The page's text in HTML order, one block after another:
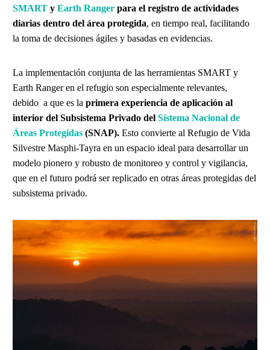
SMART y Earth Ranger para el registro de actividades
diarias dentro del área protegida, en tiempo real, facilitando
la toma de decisiones ágiles y basadas en evidencias.
La implementación conjunta de las herramientas SMART y
Earth Ranger en el refugio son especialmente relevantes,
debido a que es la primera experiencia de aplicación al
interior del Subsistema Privado del Sistema Nacional de
Áreas Protegidas (SNAP). Esto convierte al Refugio de Vida
Silvestre Masphi-Tayra en un espacio ideal para desarrollar un
modelo pionero y robusto de monitoreo y control y vigilancia,
que en el futuro podrá ser replicado en otras áreas protegidas del
subsistema privado.